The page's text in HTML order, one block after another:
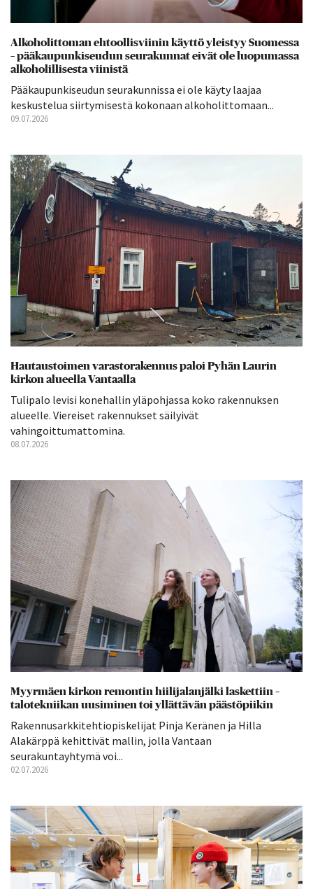
Alkoholittoman ehtoollisviinin käyttö yleistyy Suomessa
– pääkaupunkiseudun seurakunnat eivät ole luopumassa
alkoholillisesta viinistä
Pääkaupunkiseudun seurakunnissa ei ole käyty laajaa
keskustelua siirtymisestä kokonaan alkoholittomaan...
09.07.2026
Hautaustoimen varastorakennus paloi Pyhän Laurin
kirkon alueella Vantaalla
Tulipalo levisi konehallin yläpohjassa koko rakennuksen
alueelle. Viereiset rakennukset säilyivät
vahingoittumattomina.
08.07.2026
Myyrmäen kirkon remontin hiilijalanjälki laskettiin –
talotekniikan uusiminen toi yllättävän päästöpiikin
Rakennusarkkitehtiopiskelijat Pinja Keränen ja Hilla
Alakärppä kehittivät mallin, jolla Vantaan
seurakuntayhtymä voi...
02.07.2026